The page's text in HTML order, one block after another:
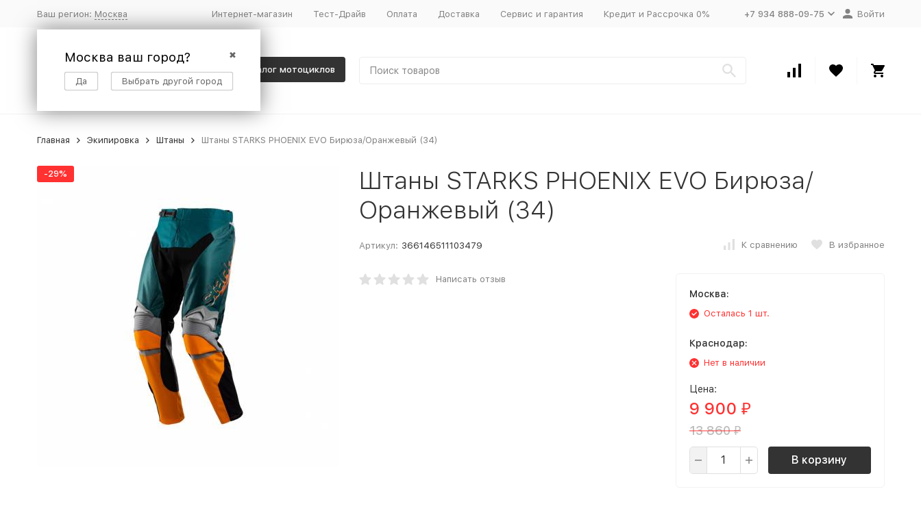
Ваш регион: Москва
✖
Москва ваш город?
Да Выбрать другой город
Интернет-магазин Тест-Драйв Оплата Доставка Сервис и гарантия Кредит и Рассрочка 0% +7 934 888-09-75 Войти
Каталог мотоциклов
Главная Экипировка Штаны Штаны STARKS PHOENIX EVO Бирюза/Оранжевый (34)
-29%
Штаны STARKS PHOENIX EVO Бирюза/
Оранжевый (34)
Артикул: 366146511103479 К сравнению В избранное
Написать отзыв
Москва:
Осталась 1 шт.
Краснодар:
Нет в наличии
Цена:
9 900 ₽
13 860₽
В корзину